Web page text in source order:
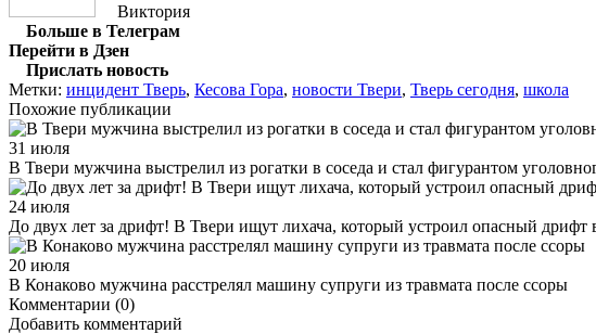
Виктория
Больше в Телеграм
Перейти в Дзен
Прислать новость
Метки: инцидент Тверь, Кесова Гора, новости Твери, Тверь сегодня, школа
Похожие публикации
31 июля
В Твери мужчина выстрелил из рогатки в соседа и стал фигурантом
24 июля
До двух лет за дрифт! В Твери ищут лихача, который устроил опасный дрифт
20 июля
В Конаково мужчина расстрелял машину супруги из травмата после ссоры
Комментарии (0)
Добавить комментарий